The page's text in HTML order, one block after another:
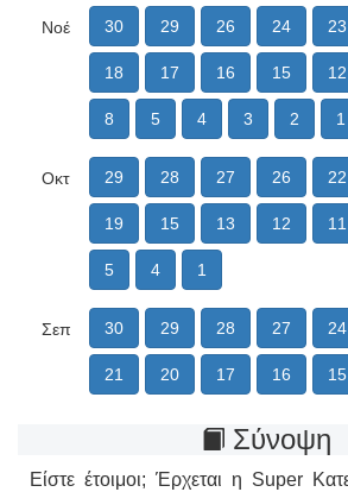
Νοέ 30 29 26 24 23
18 17 16 15 12
8 5 4 3 2 1
Οκτ 29 28 27 26 22
19 15 13 12 11
5 4 1
Σεπ 30 29 28 27 24
21 20 17 16 15
Σύνοψη
Είστε έτοιμοι; Έρχεται η Super